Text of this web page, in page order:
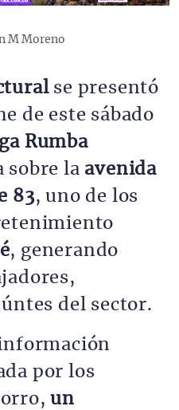
M Moreno
se presentó
de este sábado
Rumba
sobre la avenida
83, uno de los
, generando
del sector.
por los
un